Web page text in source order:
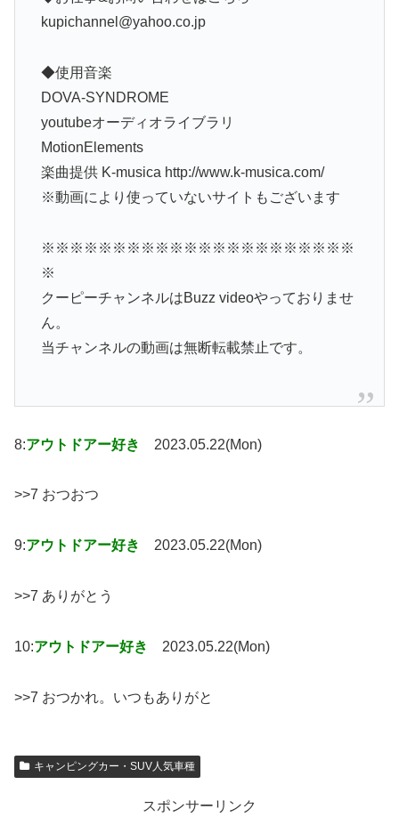
kupichannel@yahoo.co.jp
◆使用音楽
DOVA-SYNDROME
youtubeオーディオライブラリ
MotionElements
楽曲提供 K-musica http://www.k-musica.com/
※動画により使っていないサイトもございます
※※※※※※※※※※※※※※※※※※※※※※
※
クーピーチャンネルはBuzz videoやっておりませ
ん。
当チャンネルの動画は無断転載禁止です。
8:アウトドアー好き 2023.05.22(Mon)
>>7 おつおつ
9:アウトドアー好き 2023.05.22(Mon)
>>7 ありがとう
10:アウトドアー好き 2023.05.22(Mon)
>>7 おつかれ。いつもありがと
キャンピングカー・SUV人気車種
スポンサーリンク